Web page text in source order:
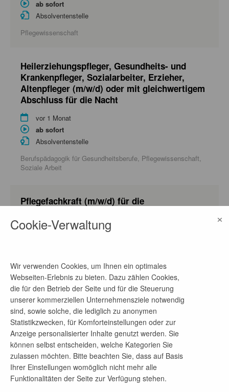
ab sofort
Absolventenstelle
Pflegewissenschaft
Heilerziehungspfleger, Gesundheits- und
Krankenpfleger, Sozialarbeiter, Erzieher,
Altenpfleger (m/w/d) oder mit gleichwertigem
Abschluss für die Nacht
vor 1 Monat
ab sofort
Absolventenstelle
Berufspädagogik für Gesundheitsberufe, Pflegewissenschaft,
Soziale Arbeit
Pflegefachkraft (m/w/d) für die
vor 1 Monat
Pflegewissenschaft
Ergotherapeut (m/w/d) in der Klinik für
Geriatrische Rehabilitation
vor 3 Monaten
ab sofort
Absolventenstelle
Therapiewissenschaften
Cookie-Verwaltung ×
Wir verwenden Cookies, um Ihnen ein optimales
Webseiten-Erlebnis zu bieten. Dazu zählen Cookies,
die für den Betrieb der Seite und für die Steuerung
unserer kommerziellen Unternehmensziele notwendig
sind, sowie solche, die lediglich zu anonymen
Statistikzwecken, für Komforteinstellungen oder zur
Anzeige personalisierter Inhalte genutzt werden. Sie
können selbst entscheiden, welche Kategorien Sie
zulassen möchten. Bitte beachten Sie, dass auf Basis
Ihrer Einstellungen womöglich nicht mehr alle
Funktionalitäten der Seite zur Verfügung stehen.